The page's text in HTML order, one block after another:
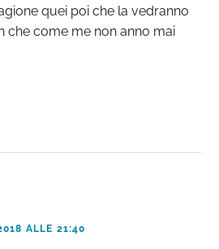
quei poi che la vedranno
che come me non anno mai
ALLE 21:40